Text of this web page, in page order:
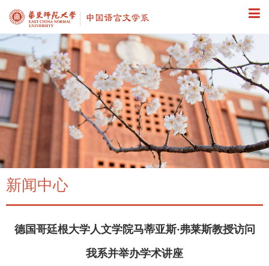
新闻中心
德国哥廷根大学人文学院马蒂亚斯·弗莱斯教授访问
我系并举办学术讲座